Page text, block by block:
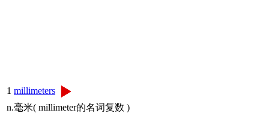
1 millimeters
n.毫米( millimeter的名词复数 )